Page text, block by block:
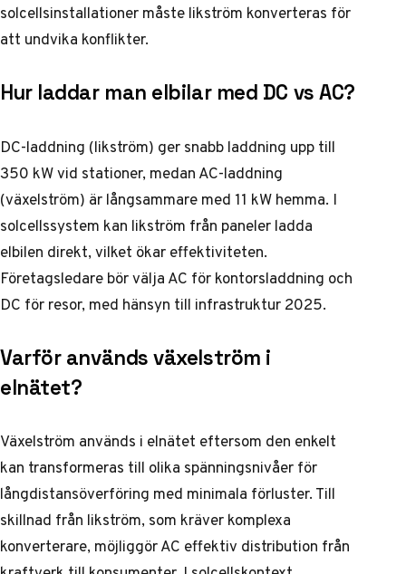
solcellsinstallationer måste likström konverteras för
att undvika konflikter.
Hur laddar man elbilar med DC vs AC?
DC-laddning (likström) ger snabb laddning upp till
350 kW vid stationer, medan AC-laddning
(växelström) är långsammare med 11 kW hemma. I
solcellssystem kan likström från paneler ladda
elbilen direkt, vilket ökar effektiviteten.
Företagsledare bör välja AC för kontorsladdning och
DC för resor, med hänsyn till infrastruktur 2025.
Varför används växelström i
elnätet?
Växelström används i elnätet eftersom den enkelt
kan transformeras till olika spänningsnivåer för
långdistansöverföring med minimala förluster. Till
skillnad från likström, som kräver komplexa
konverterare, möjliggör AC effektiv distribution från